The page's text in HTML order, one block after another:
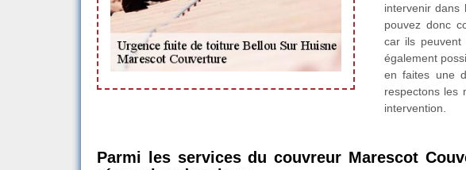
intervenir dans
pouvez donc
car ils
également
en faites une
respectons les
intervention.
Parmi les services du couvreur Marescot